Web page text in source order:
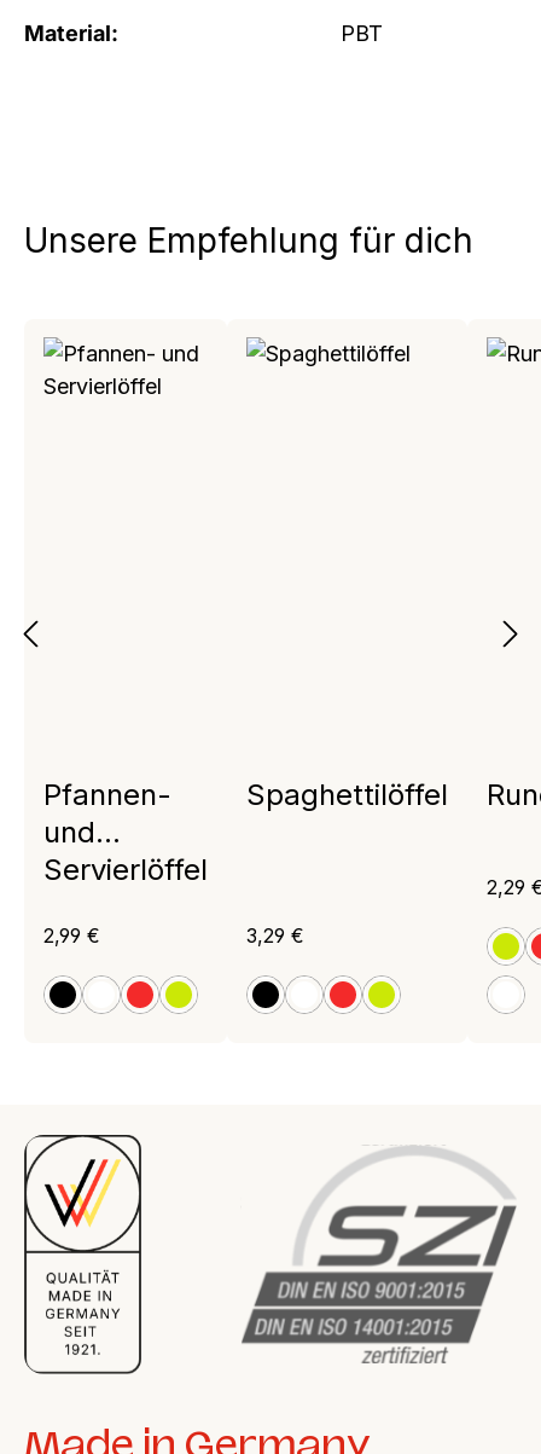
Material: PBT
Produktgalerie überspringen
Unsere Empfehlung für dich
Pfannen-
und
Servierlöffel
schwarz
weißrot apfelgrün
Regulärer Preis:
2,99 €
Spaghettilöffel
schwarz
weißrot apfelgrün
Regulärer Preis:
3,29 €
2,29